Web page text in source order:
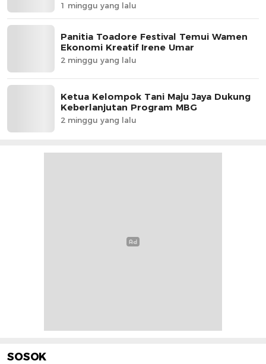
1 minggu yang lalu
Panitia Toadore Festival Temui Wamen
Ekonomi Kreatif Irene Umar
2 minggu yang lalu
Ketua Kelompok Tani Maju Jaya Dukung
Keberlanjutan Program MBG
2 minggu yang lalu
SOSOK